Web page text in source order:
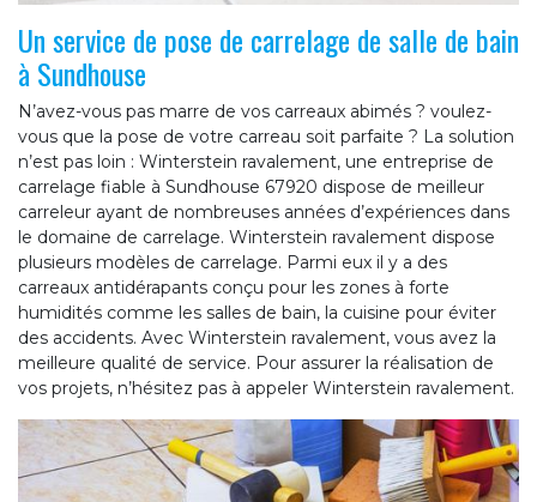
Un service de pose de carrelage de salle de bain
à Sundhouse
N’avez-vous pas marre de vos carreaux abimés ? voulez-
vous que la pose de votre carreau soit parfaite ? La solution
n’est pas loin : Winterstein ravalement, une entreprise de
carrelage fiable à Sundhouse 67920 dispose de meilleur
carreleur ayant de nombreuses années d’expériences dans
le domaine de carrelage. Winterstein ravalement dispose
plusieurs modèles de carrelage. Parmi eux il y a des
carreaux antidérapants conçu pour les zones à forte
humidités comme les salles de bain, la cuisine pour éviter
des accidents. Avec Winterstein ravalement, vous avez la
meilleure qualité de service. Pour assurer la réalisation de
vos projets, n’hésitez pas à appeler Winterstein ravalement.